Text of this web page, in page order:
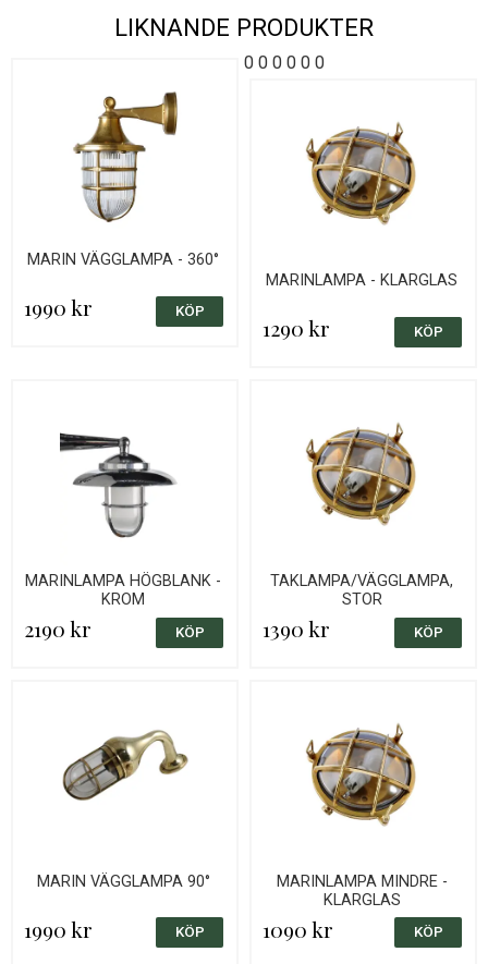
LIKNANDE PRODUKTER
MARIN VÄGGLAMPA - 360°
1990 kr
0
MARINLAMPA - KLARGLAS
1290 kr
0
MARINLAMPA HÖGBLANK -
KROM
2190 kr
0
TAKLAMPA/VÄGGLAMPA,
STOR
1390 kr
0
MARIN VÄGGLAMPA 90°
1990 kr
0
MARINLAMPA MINDRE -
KLARGLAS
1090 kr
0